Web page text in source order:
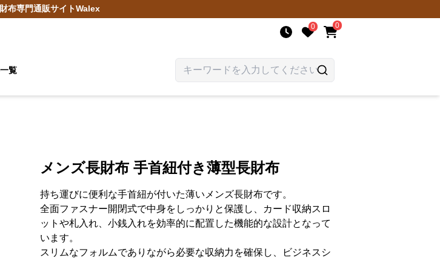
布専門通販サイトWalex
0 0
覧
メンズ長財布 手首紐付き薄型長財布
持ち運びに便利な手首紐が付いた薄いメンズ長財布です。
全面ファスナー開閉式で中身をしっかりと保護し、カード収納スロ
ットや札入れ、小銭入れを効率的に配置した機能的な設計となって
います。
スリムなフォルムでありながら必要な収納力を確保し、ビジネスシ